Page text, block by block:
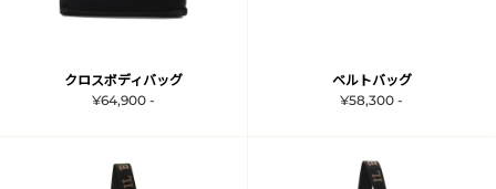
クロスボディバッグ
¥64,900 -
ベルトバッグ
¥58,300 -